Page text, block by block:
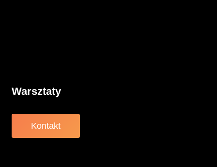
Warsztaty
Kontakt